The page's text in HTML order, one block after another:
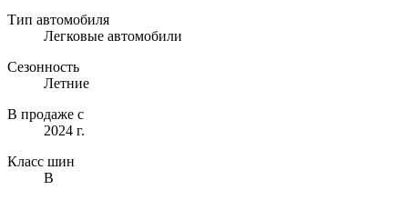
Тип автомобиля
Легковые автомобили
Сезонность
Летние
В продаже с
2024 г.
Класс шин
B